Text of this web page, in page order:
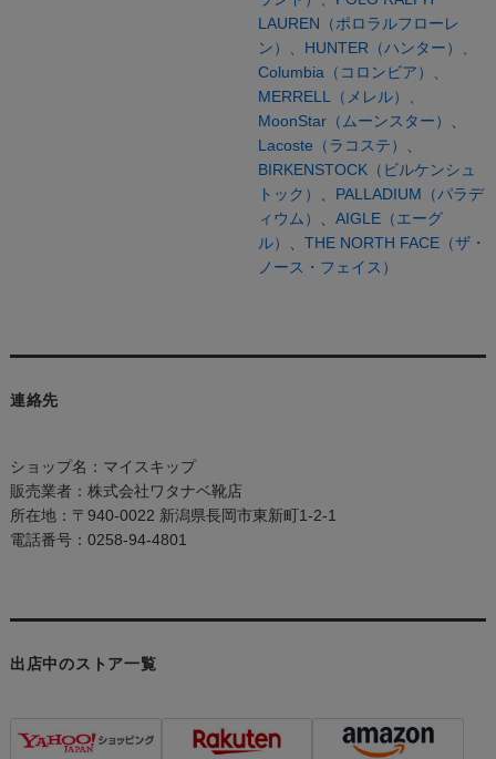
LAUREN（ポロラルフローレ
ン）、 HUNTER（ハンター）、
Columbia（コロンビア）、
MERRELL（メレル）、
MoonStar（ムーンスター）
Lacoste（ラコステ）
BIRKENSTOCK（ビルケンシュ
トック）
PALLADIUM（パラデ
ィウム）
AIGLE（エーグ
ル）
THE NORTH FACE（ザ・
ノース・フェイス）
連絡先
ショップ名：マイスキップ
販売業者：株式会社ワタナベ靴店
所在地：〒940-0022 新潟県長岡市東新町1-2-1
電話番号：0258-94-4801
出店中のストア一覧